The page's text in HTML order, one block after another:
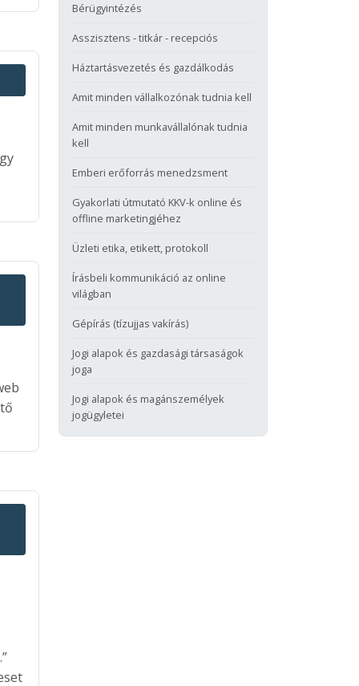
Bérügyintézés
Asszisztens - titkár - recepciós
Háztartásvezetés és gazdálkodás
Amit minden vállalkozónak tudnia kell
Amit minden munkavállalónak tudnia
kell
Emberi erőforrás menedzsment
Gyakorlati útmutató KKV-k online és
offline marketingjéhez
Üzleti etika, etikett, protokoll
Írásbeli kommunikáció az online
világban
Gépírás (tízujjas vakírás)
Jogi alapok és gazdasági társaságok
joga
Jogi alapok és magánszemélyek
jogügyletei